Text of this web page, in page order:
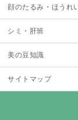
顔のたるみ・ほうれ
シミ・肝班
美の豆知識
サイトマップ